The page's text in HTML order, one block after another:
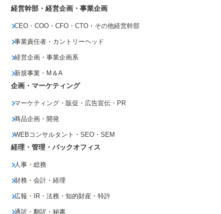
経営幹部・経営企画・事業企画
CEO・COO・CFO・CTO・その他経営幹部
事業責任者・カントリーヘッド
経営企画・事業企画系
新規事業・M＆A
企画・マーケティング
マーケティング・販促・広告宣伝・PR
商品企画・開発
WEBコンサルタント・SEO・SEM
経理・管理・バックオフィス
人事・総務
財務・会計・経理
広報・IR・法務・知的財産・特許
通訳・翻訳・秘書